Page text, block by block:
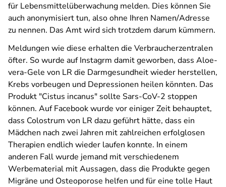
für Lebensmittelüberwachung melden. Dies können Sie
auch anonymisiert tun, also ohne Ihren Namen/Adresse
zu nennen. Das Amt wird sich trotzdem darum kümmern.
Meldungen wie diese erhalten die Verbraucherzentralen
öfter. So wurde auf Instagrm damit geworben, dass Aloe-
vera-Gele von LR die Darmgesundheit wieder herstellen,
Krebs vorbeugen und Depressionen heilen könnten. Das
Produkt "Cistus incanus" sollte Sars-CoV-2 stoppen
können. Auf Facebook wurde vor einiger Zeit behauptet,
dass Colostrum von LR dazu geführt hätte, dass ein
Mädchen nach zwei Jahren mit zahlreichen erfolglosen
Therapien endlich wieder laufen konnte. In einem
anderen Fall wurde jemand mit verschiedenem
Werbematerial mit Aussagen, dass die Produkte gegen
Migräne und Osteoporose helfen und für eine tolle Haut